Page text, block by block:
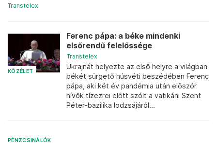
Transtelex
KÖZÉLET
Ferenc pápa: a béke mindenki
elsőrendű felelőssége
Transtelex
Ukrajnát helyezte az első helyre a világban
békét sürgető húsvéti beszédében Ferenc
pápa, aki két év pandémia után először
hívők tízezrei előtt szólt a vatikáni Szent
Péter-bazilika lodzsájáról...
PÉNZCSINÁLÓK